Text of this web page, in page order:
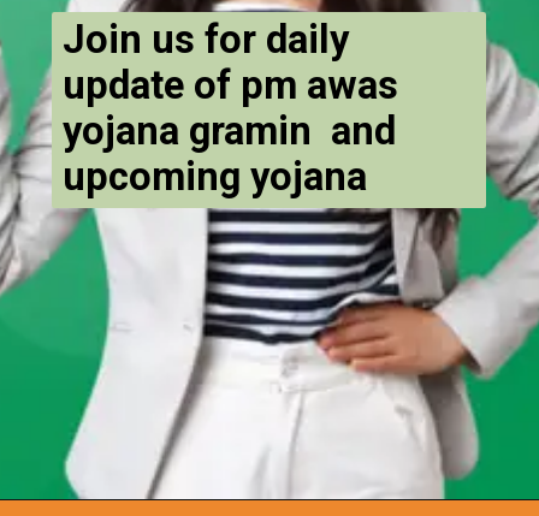
Join us for daily
update of pm awas
yojana gramin and
upcoming yojana